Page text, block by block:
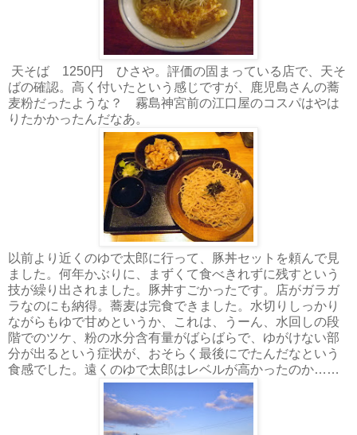
天そば 1250円 ひさや。評価の固まっている店で、天そ
ばの確認。高く付いたという感じですが、鹿児島さんの蕎
麦粉だったような？ 霧島神宮前の江口屋のコスパはやは
りたかかったんだなあ。
以前より近くのゆで太郎に行って、豚丼セットを頼んで見
ました。何年かぶりに、まずくて食べきれずに残すという
技が繰り出されました。豚丼すごかったです。店がガラガ
ラなのにも納得。蕎麦は完食できました。水切りしっかり
ながらもゆで甘めというか、これは、うーん、水回しの段
階でのツケ、粉の水分含有量がばらばらで、ゆがけない部
分が出るという症状が、おそらく最後にでたんだなという
食感でした。遠くのゆで太郎はレベルが高かったのか……